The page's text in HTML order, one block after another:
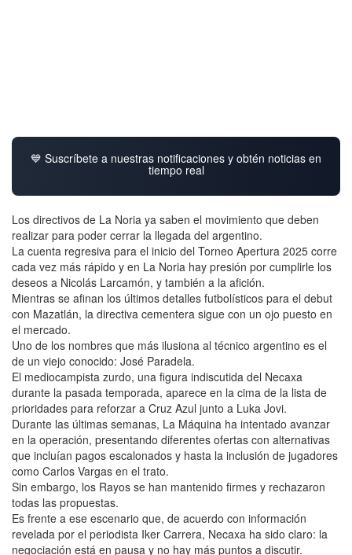
💙 Suscríbete a nuestras notificaciones y obtén noticias en
tiempo real
Los directivos de La Noria ya saben el movimiento que deben
realizar para poder cerrar la llegada del argentino.
La cuenta regresiva para el inicio del Torneo Apertura 2025 corre
cada vez más rápido y en La Noria hay presión por cumplirle los
deseos a Nicolás Larcamón, y también a la afición.
Mientras se afinan los últimos detalles futbolísticos para el debut
con Mazatlán, la directiva cementera sigue con un ojo puesto en
el mercado.
Uno de los nombres que más ilusiona al técnico argentino es el
de un viejo conocido: José Paradela.
El mediocampista zurdo, una figura indiscutida del Necaxa
durante la pasada temporada, aparece en la cima de la lista de
prioridades para reforzar a Cruz Azul junto a Luka Jovi.
Durante las últimas semanas, La Máquina ha intentado avanzar
en la operación, presentando diferentes ofertas con alternativas
que incluían pagos escalonados y hasta la inclusión de jugadores
como Carlos Vargas en el trato.
Sin embargo, los Rayos se han mantenido firmes y rechazaron
todas las propuestas.
Es frente a ese escenario que, de acuerdo con información
revelada por el periodista Iker Carrera, Necaxa ha sido claro: la
negociación está en pausa y no hay más puntos a discutir.